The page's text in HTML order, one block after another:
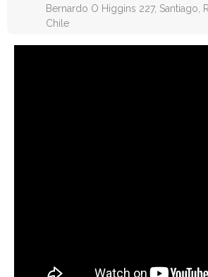
Bernardo O Higgins 227, Santiago,
Chile